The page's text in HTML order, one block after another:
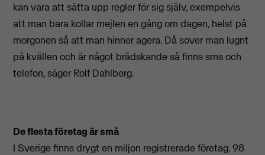
kan vara att sätta upp regler för sig själv, exempelvis
att man bara kollar mejlen en gång om dagen, helst på
morgonen så att man hinner agera. Då sover man lugnt
på kvällen och är något brådskande så finns sms och
telefon, säger Rolf Dahlberg.
De flesta företag är små
I Sverige finns drygt en miljon registrerade företag. 98